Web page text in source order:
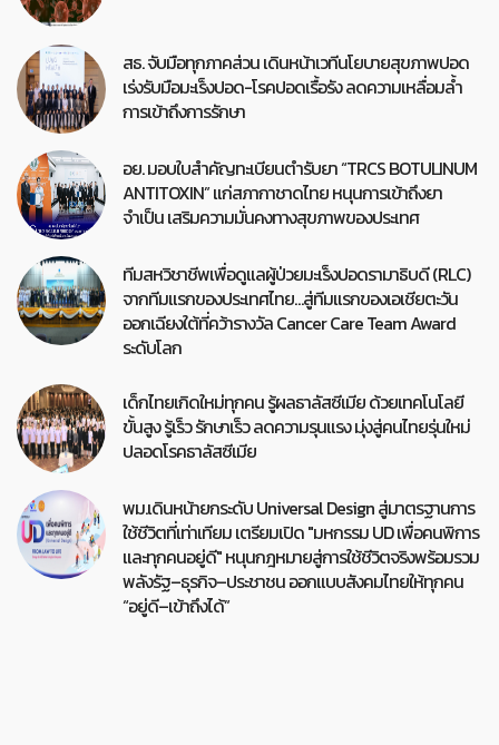
สธ. จับมือทุกภาคส่วน เดินหน้าเวทีนโยบายสุขภาพปอด
เร่งรับมือมะเร็งปอด-โรคปอดเรื้อรัง ลดความเหลื่อมล้ำ
การเข้าถึงการรักษา
อย. มอบใบสำคัญทะเบียนตำรับยา “TRCS BOTULINUM
ANTITOXIN” แก่สภากาชาดไทย หนุนการเข้าถึงยา
จำเป็น เสริมความมั่นคงทางสุขภาพของประเทศ
ทีมสหวิชาชีพเพื่อดูแลผู้ป่วยมะเร็งปอดรามาธิบดี (RLC)
จากทีมแรกของประเทศไทย…สู่ทีมแรกของเอเชียตะวัน
ออกเฉียงใต้ที่คว้ารางวัล Cancer Care Team Award
ระดับโลก
เด็กไทยเกิดใหม่ทุกคน รู้ผลธาลัสซีเมีย ด้วยเทคโนโลยี
ขั้นสูง รู้เร็ว รักษาเร็ว ลดความรุนแรง มุ่งสู่คนไทยรุ่นใหม่
ปลอดโรคธาลัสซีเมีย
พม.เดินหน้ายกระดับ Universal Design สู่มาตรฐานการ
ใช้ชีวิตที่เท่าเทียม เตรียมเปิด "มหกรรม UD เพื่อคนพิการ
และทุกคนอยู่ดี" หนุนกฎหมายสู่การใช้ชีวิตจริงพร้อมรวม
พลังรัฐ–ธุรกิจ–ประชาชน ออกแบบสังคมไทยให้ทุกคน
“อยู่ดี–เข้าถึงได้”